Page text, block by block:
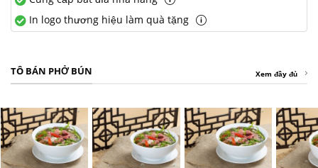
In logo thương hiệu làm quà tặng
TÔ BÁN PHỞ BÚN Xem đầy đủ